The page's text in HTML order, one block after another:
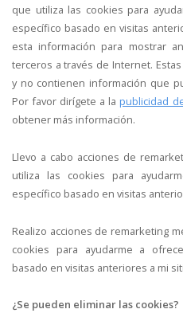
que utiliza las cookies para
específico basado en visitas
esta información para mostrar
terceros a través de Internet.
y no contienen información que
Por favor dirígete a la publicidad
obtener más información.
Llevo a cabo acciones de
utiliza las cookies para
específico basado en visitas
Realizo acciones de remarketing
cookies para ayudarme a
basado en visitas anteriores a mi
¿Se pueden eliminar las cookies?